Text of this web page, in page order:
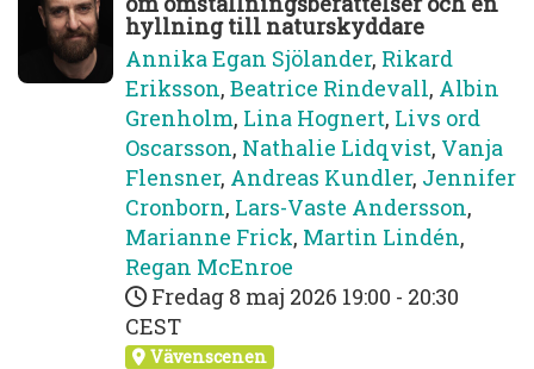
hyllning till naturskyddare
Annika Egan Sjölander, Rikard
Eriksson, Beatrice Rindevall, Albin
Grenholm, Lina Hognert, Livs ord
Oscarsson, Nathalie Lidqvist, Vanja
Flensner, Andreas Kundler, Jennifer
Cronborn, Lars-Vaste Andersson,
Marianne Frick, Martin Lindén,
Regan McEnroe
Fredag 8 maj 2026 19:00 - 20:30
CEST
Vävenscenen